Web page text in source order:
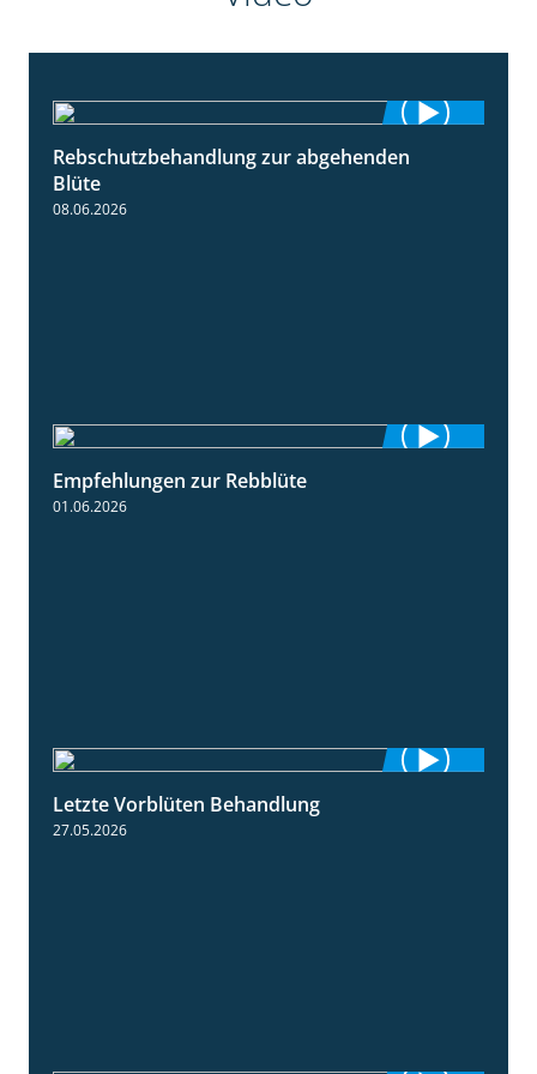
3:06
Rebschutzbehandlung zur abgehenden
Blüte
08.06.2026
Empfehlungen zur Rebblüte
01.06.2026
Letzte Vorblüten Behandlung
27.05.2026